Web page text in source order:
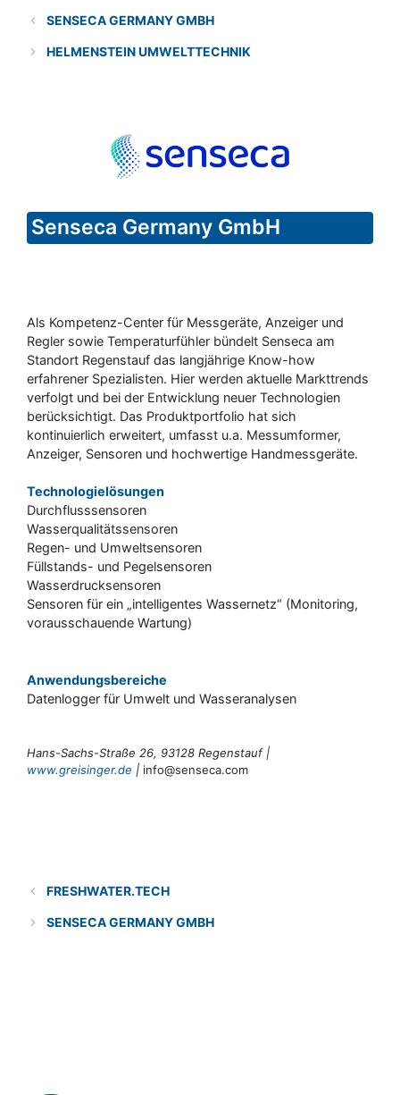
SENSECA GERMANY GMBH
HELMENSTEIN UMWELTTECHNIK
Senseca Germany GmbH
Als Kompetenz-Center für Messgeräte, Anzeiger und
Regler sowie Temperaturfühler bündelt Senseca am
Standort Regenstauf das langjährige Know-how
erfahrener Spezialisten. Hier werden aktuelle Markttrends
verfolgt und bei der Entwicklung neuer Technologien
berücksichtigt. Das Produktportfolio hat sich
kontinuierlich erweitert, umfasst u.a. Messumformer,
Anzeiger, Sensoren und hochwertige Handmessgeräte.
Technologielösungen
Durchflusssensoren
Wasserqualitätssensoren
Regen- und Umweltsensoren
Füllstands- und Pegelsensoren
Wasserdrucksensoren
Sensoren für ein „intelligentes Wassernetz“ (Monitoring,
vorausschauende Wartung)
Anwendungsbereiche
Datenlogger für Umwelt und Wasseranalysen
Hans-Sachs-Straße 26, 93128 Regenstauf |
www.greisinger.de | info@senseca.com
FRESHWATER.TECH
SENSECA GERMANY GMBH